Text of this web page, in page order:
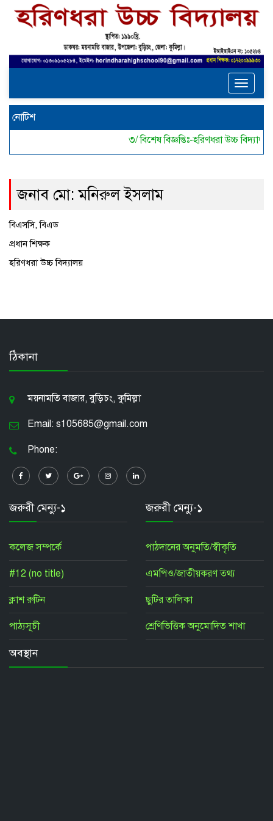
Toggle
নোটিশ
৩/ বিশেষ বিজ্ঞপ্তিঃ-হরিণধরা উচ্চ
জনাব মো: মনিরুল ইসলাম
বিএসসি, বিএড
প্রধান শিক্ষক
হরিণধরা উচ্চ বিদ্যালয়
ঠিকানা
ময়নামতি বাজার, বুড়িচং, কুমিল্লা
Email: s105685@gmail.com
Phone:
জরুরী মেন্যু-১
কলেজ সম্পর্কে
#12 (no title)
ক্লাশ রুটিন
পাঠ্যসূচী
জরুরী মেন্যু-১
পাঠদানের অনুমতি/স্বীকৃতি
এমপিও/জাতীয়করণ তথ্য
ছুটির তালিকা
শ্রেণিভিত্তিক অনুমোদিত শাখা
অবস্থান